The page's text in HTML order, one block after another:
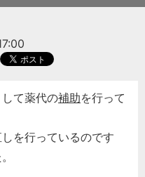
して薬代の補助を行って
を行っているのです